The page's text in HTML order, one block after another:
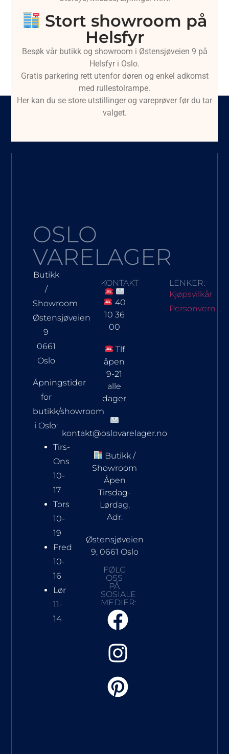
Stort showroom på
Helsfyr
Besøk vår butikk og showroom i Østensjøveien 9 på
Helsfyr i Oslo.
Gratis parkering rett utenfor døren og enkel adkomst
med rullestolrampe.
Her kan du se store utstillinger og vareprøver før du tar
valget.
OSLO
VARELAGER
Butikk
/
Showroom
Østensjøveien
9
0661
Oslo
Åpningstider
for
butikk/showroom
i Oslo:
Tirs-
Ons
10-
17
Tors
10-
19
Fred
10-
16
Lør
11-
14
KONTAKT
40
10 36
00
Tlf
åpen
9-21
alle
dager
kontakt@oslovarelager.no
Butikk /
Showroom
Åpen
Tirsdag-
Lørdag,
Adr:
Østensjøveien
9, 0661 Oslo
FØLG
OSS
PÅ
SOSIALE
MEDIER:
LENKER:
Kjøpsvilkår
Personvern